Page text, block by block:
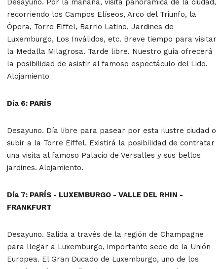
recorriendo los Campos Elíseos, Arco del Triunfo, la
Ópera, Torre Eiffel, Barrio Latino, Jardines de
Luxemburgo, Los Inválidos, etc. Breve tiempo para visitar
la Medalla Milagrosa. Tarde libre. Nuestro guía ofrecerá
la posibilidad de asistir al famoso espectáculo del Lido.
Alojamiento
Día 6: PARÍS
Desayuno. Día libre para pasear por esta ilustre ciudad o
subir a la Torre Eiffel. Existirá la posibilidad de contratar
una visita al famoso Palacio de Versalles y sus bellos
jardines. Alojamiento.
Día 7: PARÍS - LUXEMBURGO - VALLE DEL RHIN -
FRANKFURT
Desayuno. Salida a través de la región de Champagne
para llegar a Luxemburgo, importante sede de la Unión
Europea. El Gran Ducado de Luxemburgo, uno de los